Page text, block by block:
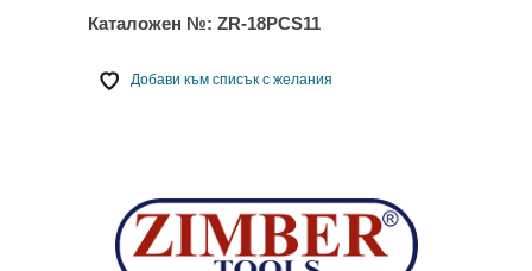
Каталожен №: ZR-18PCS11
Добави към списък с желания